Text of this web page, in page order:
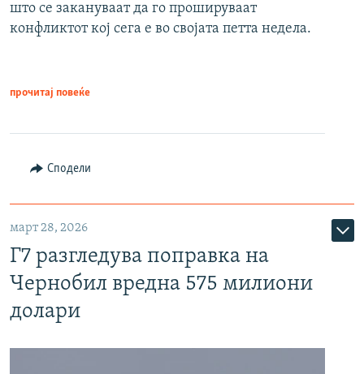
што се закануваат да го прошируваат
конфликтот кој сега е во својата петта недела.
прочитај повеќе
Сподели
март 28, 2026
Г7 разгледува поправка на
Чернобил вредна 575 милиони
долари